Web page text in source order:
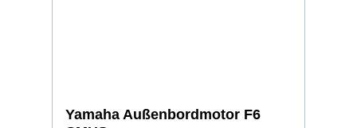
Yamaha Außenbordmotor F6